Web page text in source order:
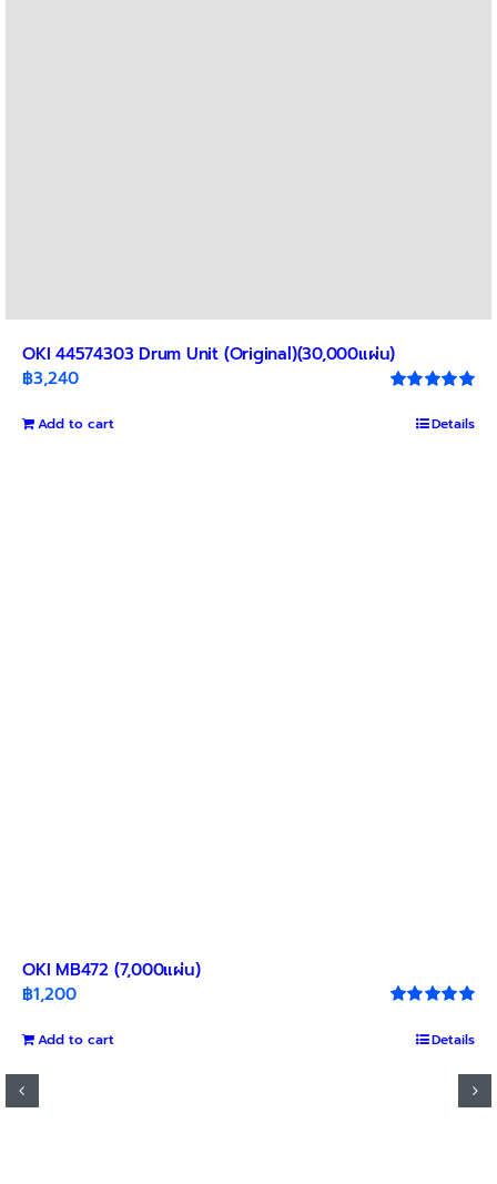
OKI 44574303 Drum Unit (Original)(30,000แผ่น)
out of 5
฿3,240
Add to cart Details
OKI MB472 (7,000แผ่น)
out of 5
฿1,200
Add to cart Details